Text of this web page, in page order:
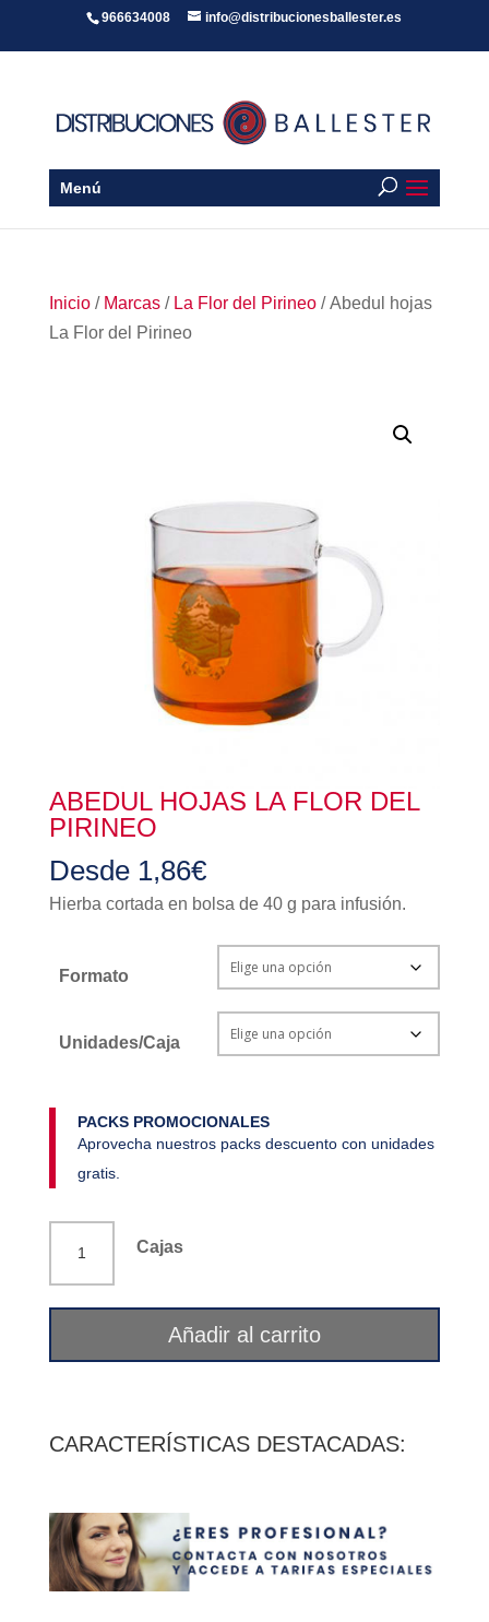
966634008 info@distribucionesballester.es
Menú
Inicio/ Marcas/ La Flor del Pirineo/ Abedul hojas
La Flor del Pirineo
ABEDUL HOJAS LA FLOR DEL
PIRINEO
Desde 1,86€
Hierba cortada en bolsa de 40 g para infusión.
Formato
Unidades/Caja
PACKS PROMOCIONALES
Aprovecha nuestros packs descuento con unidades
gratis.
hojas
Cajas
Añadir al carrito
CARACTERÍSTICAS DESTACADAS: